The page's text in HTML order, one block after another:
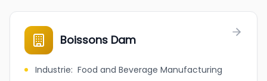
Boissons Dam
Industrie: Food and Beverage Manufacturing